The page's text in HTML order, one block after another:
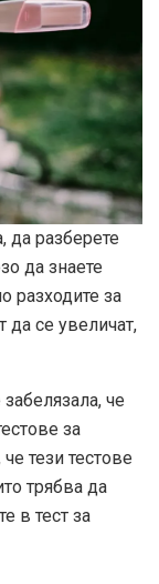
да разберете
да знаете
разходите за
да се увеличат,
че
за
тези тестове
трябва да
в тест за